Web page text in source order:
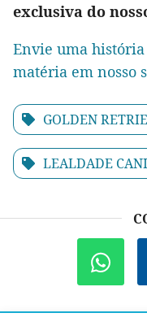
exclusiva do
Envie uma
matéria em nosso
GOLDEN
LEALDADE